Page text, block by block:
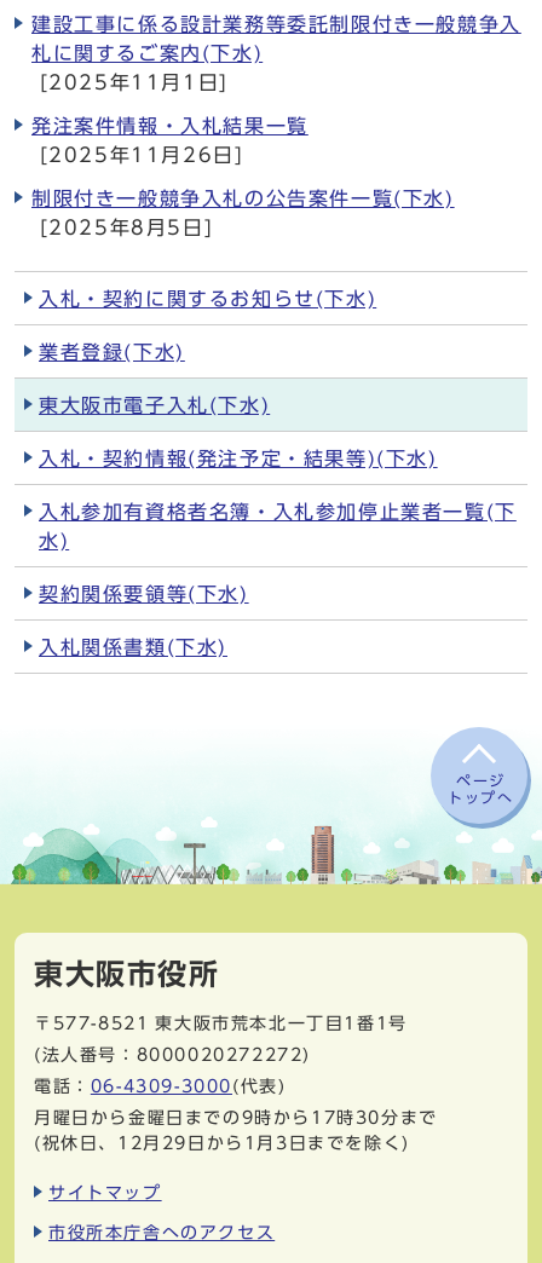
建設工事に係る設計業務等委託制限付き一般競争入
札に関するご案内(下水)
[2025年11月1日]
発注案件情報・入札結果一覧
[2025年11月26日]
制限付き一般競争入札の公告案件一覧(下水)
[2025年8月5日]
入札・契約に関するお知らせ(下水)
業者登録(下水)
東大阪市電子入札(下水)
入札・契約情報(発注予定・結果等)(下水)
入札参加有資格者名簿・入札参加停止業者一覧(下
水)
契約関係要領等(下水)
入札関係書類(下水)
ページ
トップへ
東大阪市役所
〒577-8521
東大阪市荒本北一丁目1番1号
(法人番号：8000020272272)
電話： 06-4309-3000 (代表)
月曜日から金曜日までの9時から17時30分まで
(祝休日、12月29日から1月3日までを除く)
サイトマップ
市役所本庁舎へのアクセス